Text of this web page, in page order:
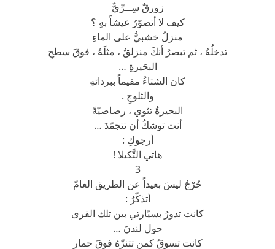
زورقٌ سِــرِّيٌّ
كيف لا أتصوّرُ عيشاً بهِ ؟
منزلٌ خشبيٌّ على الماءِ
تدخلُهُ ، ثم تبصرُ أنكَ منزلقٌ ، مثلَهُ ، فوقَ سطحِ
البحَيرةِ …
كان الشتاءُ مقيماً ببردائهِ
والثلوجِ .
البحيرةُ تثوي ، رصاصيّةً
أنت توشكُ أن تتجمّدَ …
أرجوكِ :
هاتي التَّكيلا !
3
حُرْجٌ ليسَ بعيداً عن الطريق العامّ
أتذكّرُ :
كانت تدورُ بسيّارتي بين تلك القرى
حول لندنَ …
كانت تسوقُ كمن تتنزّهُ فوقَ حمارٍ